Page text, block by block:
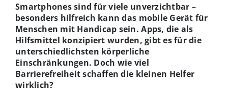
Smartphones sind für viele unverzichtbar –
besonders hilfreich kann das mobile Gerät für
Menschen mit Handicap sein. Apps, die als
Hilfsmittel konzipiert wurden, gibt es für die
unterschiedlichsten körperliche
Einschränkungen. Doch wie viel
Barrierefreiheit schaffen die kleinen Helfer
wirklich?